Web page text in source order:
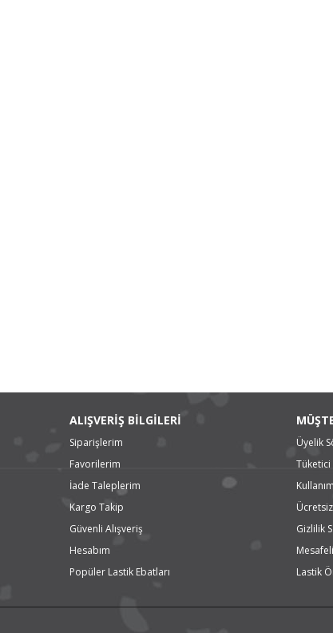
ALIŞVERİŞ BİLGİLERİ
Siparişlerim
Favorilerim
İade Taleplerim
Kargo Takip
Güvenli Alışveriş
Hesabım
Popüler Lastik Ebatları
Üyelik
Tüketici
Gizlilik
Lastik